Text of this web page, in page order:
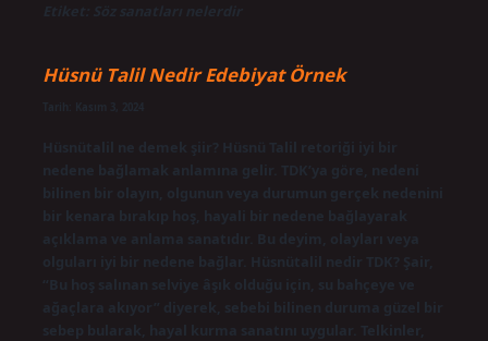
Etiket: Söz sanatları nelerdir
Hüsnü Talil Nedir Edebiyat Örnek
Hüsnütalil ne demek şiir? Hüsnü Talil retoriği iyi bir
nedene bağlamak anlamına gelir. TDK’ya göre, nedeni
bilinen bir olayın, olgunun veya durumun gerçek nedenini
bir kenara bırakıp hoş, hayali bir nedene bağlayarak
açıklama ve anlama sanatıdır. Bu deyim, olayları veya
olguları iyi bir nedene bağlar. Hüsnütalil nedir TDK? Şair,
“Bu hoş salınan selviye âşık olduğu için, su bahçeye ve
ağaçlara akıyor” diyerek, sebebi bilinen duruma güzel bir
sebep bularak, hayal kurma sanatını uygular. Telkinler,